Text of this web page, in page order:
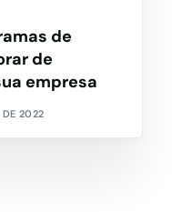
de
de
empresa
DE 2022